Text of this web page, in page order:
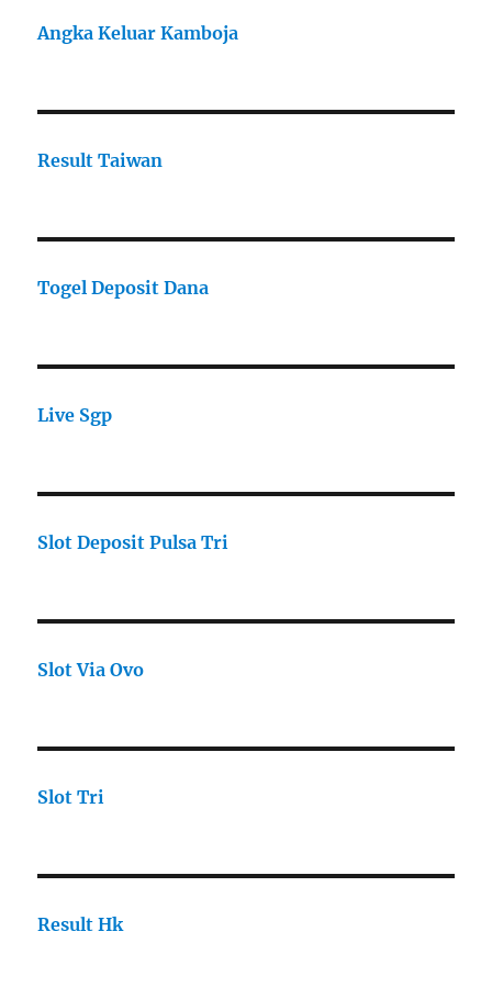
Angka Keluar Kamboja
Result Taiwan
Togel Deposit Dana
Live Sgp
Slot Deposit Pulsa Tri
Slot Via Ovo
Slot Tri
Result Hk